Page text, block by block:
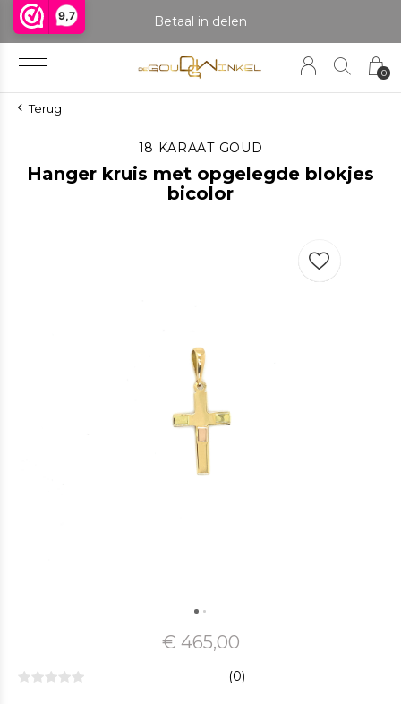
9,7
0
Betaal in delen
Terug
18 KARAAT GOUD
Hanger kruis met opgelegde blokjes
bicolor
€ 465,00
(0)